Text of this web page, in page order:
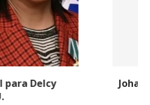
el colombiano que murió
de ICE en...